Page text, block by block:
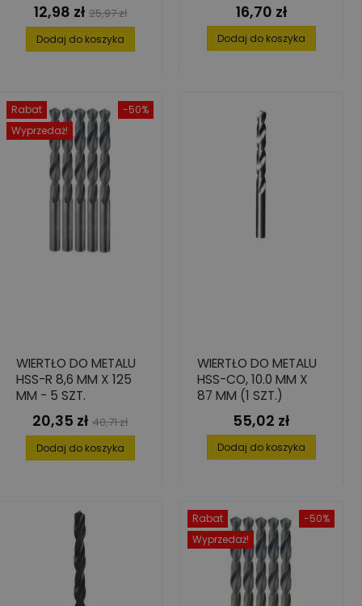
Cena
12,98 zł Cena
podstawowa
25,97 zł
Dodaj do koszyka
Cena
16,70 zł
Dodaj do koszyka
-50%
Rabat
Wyprzedaż!
WIERTŁO DO METALU
HSS-R 8,6 MM X 125
MM - 5 SZT.
Cena
20,35 zł Cena
podstawowa
40,71 zł
Dodaj do koszyka
WIERTŁO DO METALU
HSS-CO, 10.0 MM X
87 MM (1 SZT.)
Cena
55,02 zł
Dodaj do koszyka
-50%
Rabat
Wyprzedaż!